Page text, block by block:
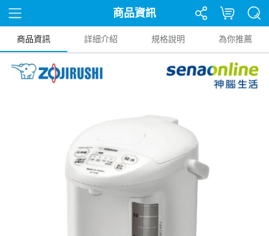
商品資訊
商品資訊 詳細介紹 規格說明 為你推薦